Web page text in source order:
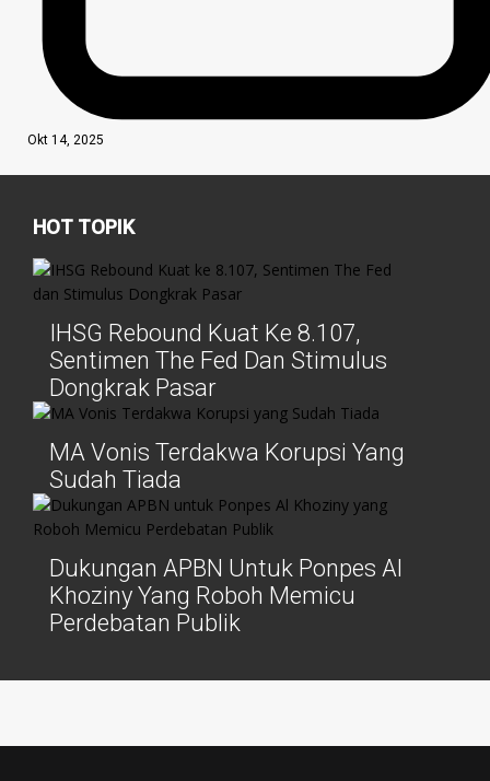
Okt 14, 2025
HOT TOPIK
IHSG Rebound Kuat Ke 8.107,
Sentimen The Fed Dan Stimulus
Dongkrak Pasar
MA Vonis Terdakwa Korupsi Yang
Sudah Tiada
Dukungan APBN Untuk Ponpes Al
Khoziny Yang Roboh Memicu
Perdebatan Publik